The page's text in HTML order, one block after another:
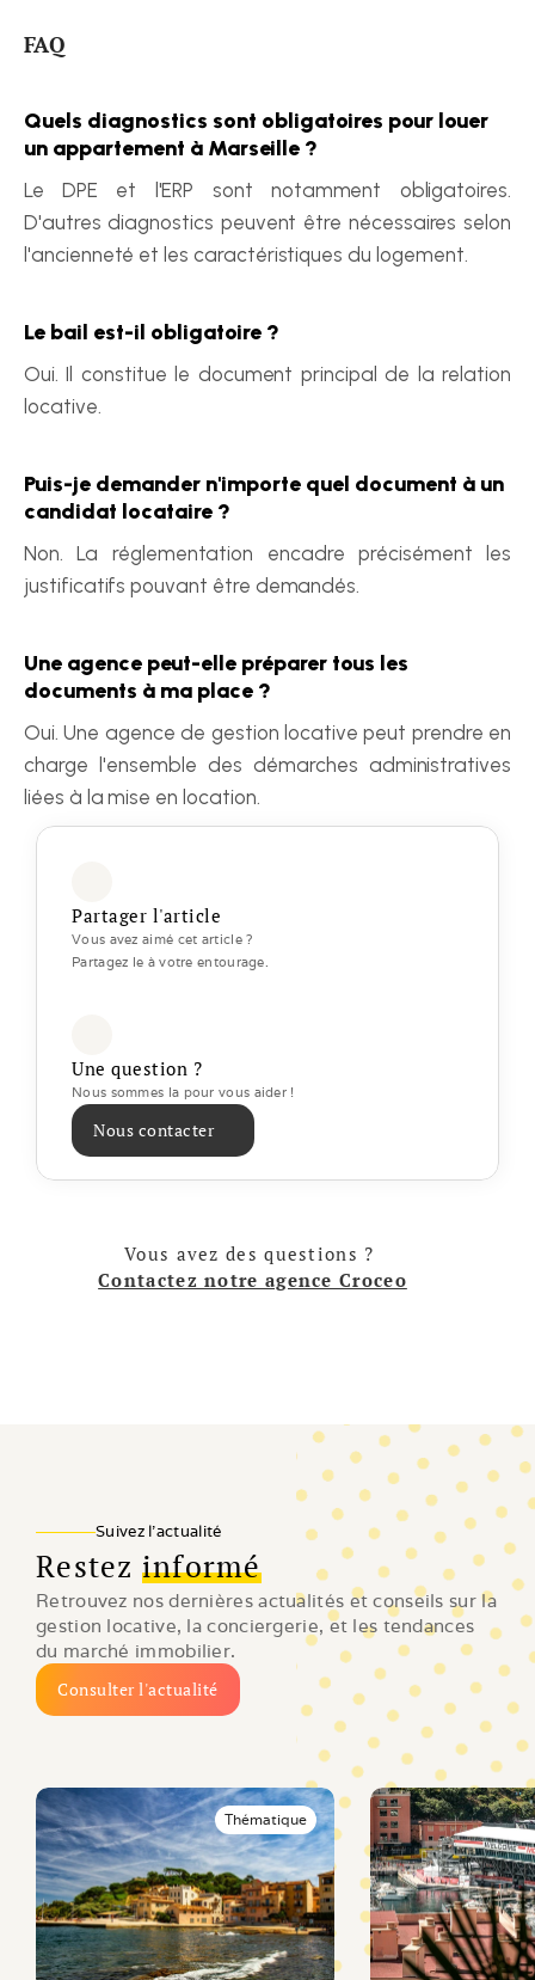
FAQ
Quels diagnostics sont obligatoires pour louer
un appartement à Marseille ?
Le DPE et l'ERP sont notamment obligatoires.
D'autres diagnostics peuvent être nécessaires selon
l'ancienneté et les caractéristiques du logement.
Le bail est-il obligatoire ?
Oui. Il constitue le document principal de la relation
locative.
Puis-je demander n'importe quel document à un
candidat locataire ?
Non. La réglementation encadre précisément les
justificatifs pouvant être demandés.
Une agence peut-elle préparer tous les
documents à ma place ?
Oui. Une agence de gestion locative peut prendre en
charge l'ensemble des démarches administratives
liées à la mise en location.
Partager l'article
Vous avez aimé cet article ?
Partagez le à votre entourage.
Une question ?
Nous sommes la pour vous aider !
Nous contacter
Vous avez des questions ?
Contactez notre agence Croceo
Suivez l'actualité
Restez informé
Retrouvez nos dernières actualités et conseils sur la
gestion locative, la conciergerie, et les tendances
du marché immobilier.
Consulter l'actualité
Thématique